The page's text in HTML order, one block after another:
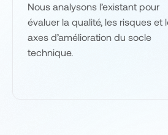
Nous analysons l’existant pour
évaluer la qualité, les risques et
axes d’amélioration du socle
technique.